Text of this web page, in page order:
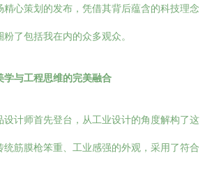
精心策划的发布，凭借其背后蕴含的科技理念
了包括我在内的众多观众。
学与工程思维的完美融合
设计师首先登台，从工业设计的角度解构了这
筋膜枪笨重、工业感强的外观，采用了符合